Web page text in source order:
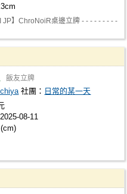
JP】ChroNoiR桌邊立牌 - - - - - - - - -
飯友立牌
社團： 日常的某一天
08-11